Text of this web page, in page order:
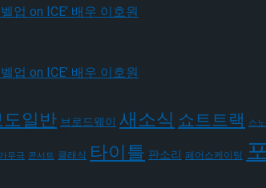
배우 이호원
배우 이호원
일반 브로드웨이 새소식 쇼트트랙 스
무극 콘서트 클래식 타이틀 판소리 페어스케이팅